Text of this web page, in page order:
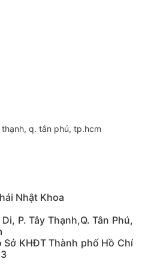
Nhật Khoa
P. Tây Thạnh,Q. Tân Phú,
Sở KHĐT Thành phố Hồ Chí
q. tân phú, tp.hcm